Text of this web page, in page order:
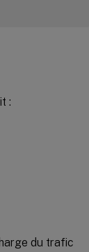
:
du trafic